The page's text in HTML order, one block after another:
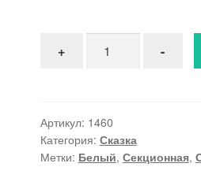
+ Количество -
Артикул: 1460
Категория: Сказка
Метки: Белый, Секционная,